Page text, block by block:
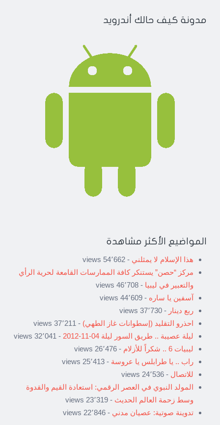
مدونة كيف حالك أندرويد
المواضيع الأكثر مشاهدة
هذا الإسلام لا يمثلني - 54٬662 views
مركز “حصن” يستنكر كافة الممارسات القامعة لحرية الرأي
والتعبير في ليبيا - 46٬708 views
آسفين يا ساره - 44٬609 views
ربع دينار - 37٬730 views
احذرو التقليد (إسطوانات غاز الطهي) - 37٬211 views
ليلة عصيبة .. طريق السور ليلة 04-11-2012
- 32٬041 views
ليبيات 6 .. شكراً للأزلام
- 26٬476 views
راب .. يا طرابلس يا عروسة - 25٬413 views
للاتصال - 24٬536 views
المولد النبوي في العصر الرقمي: استعادة القيم والقدوة
وسط زحمة العالم الحديث - 23٬319 views
تدوينة صوتية: عصيان مدني - 22٬846 views